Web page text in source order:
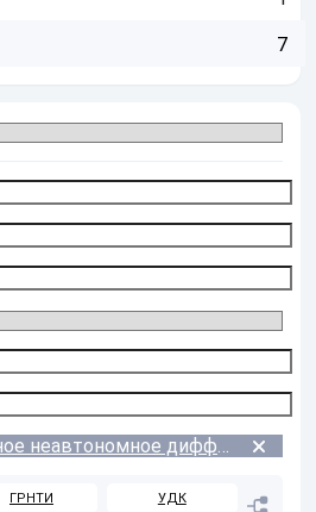
7
Ключ. фраза: Линейное неавтономное дифференциальное уравнение с переменным запаздыванием
ГРНТИ УДК